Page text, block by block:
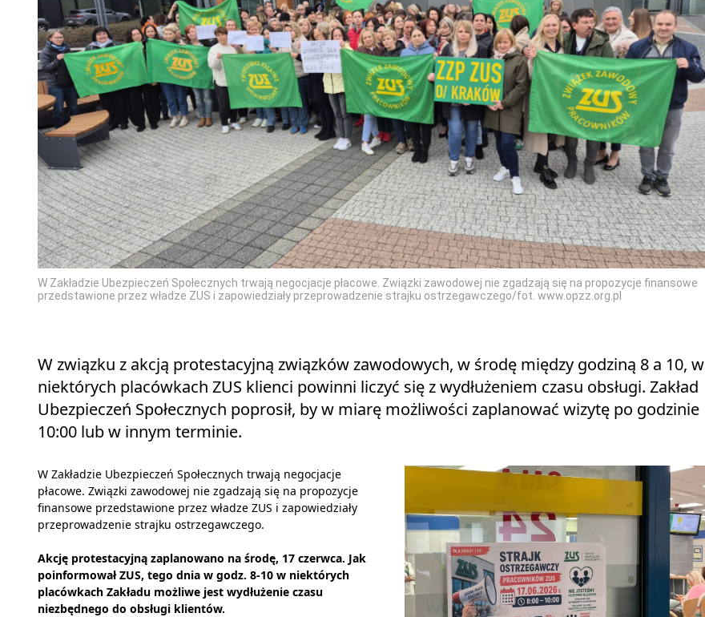
W Zakładzie Ubezpieczeń Społecznych trwają negocjacje płacowe. Związki zawodowej nie zgadzają się na propozycje finansowe
przedstawione przez władze ZUS i zapowiedziały przeprowadzenie strajku ostrzegawczego/fot. www.opzz.org.pl
W związku z akcją protestacyjną związków zawodowych, w środę między godziną 8 a 10, w
niektórych placówkach ZUS klienci powinni liczyć się z wydłużeniem czasu obsługi. Zakład
Ubezpieczeń Społecznych poprosił, by w miarę możliwości zaplanować wizytę po godzinie
10:00 lub w innym terminie.
W Zakładzie Ubezpieczeń Społecznych trwają negocjacje
płacowe. Związki zawodowej nie zgadzają się na propozycje
finansowe przedstawione przez władze ZUS i zapowiedziały
przeprowadzenie strajku ostrzegawczego.
Akcję protestacyjną zaplanowano na środę, 17 czerwca. Jak
poinformował ZUS, tego dnia w godz. 8-10 w niektórych
placówkach Zakładu możliwe jest wydłużenie czasu
niezbędnego do obsługi klientów.